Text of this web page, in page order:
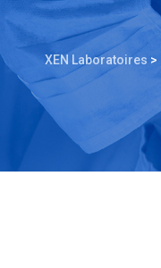
XEN Laboratoires >